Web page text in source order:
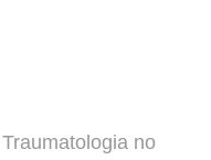
no